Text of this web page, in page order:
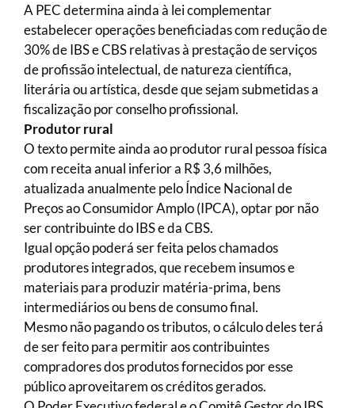
A PEC determina ainda à lei complementar
estabelecer operações beneficiadas com redução de
30% de IBS e CBS relativas à prestação de serviços
de profissão intelectual, de natureza científica,
literária ou artística, desde que sejam submetidas a
fiscalização por conselho profissional.
Produtor rural
O texto permite ainda ao produtor rural pessoa física
com receita anual inferior a R$ 3,6 milhões,
atualizada anualmente pelo Índice Nacional de
Preços ao Consumidor Amplo (IPCA), optar por não
ser contribuinte do IBS e da CBS.
Igual opção poderá ser feita pelos chamados
produtores integrados, que recebem insumos e
materiais para produzir matéria-prima, bens
intermediários ou bens de consumo final.
Mesmo não pagando os tributos, o cálculo deles terá
de ser feito para permitir aos contribuintes
compradores dos produtos fornecidos por esse
público aproveitarem os créditos gerados.